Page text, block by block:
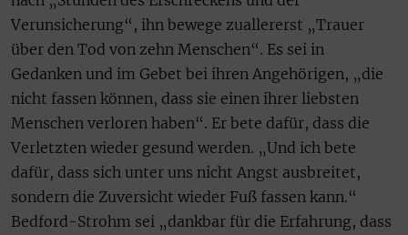
Verunsicherung“, ihn bewege zuallererst „Trauer
über den Tod von zehn Menschen“. Es sei in
Gedanken und im Gebet bei ihren Angehörigen, „die
nicht fassen können, dass sie einen ihrer liebsten
Menschen verloren haben“. Er bete dafür, dass die
Verletzten wieder gesund werden. „Und ich bete
dafür, dass sich unter uns nicht Angst ausbreitet,
sondern die Zuversicht wieder Fuß fassen kann.“
Bedford-Strohm sei „dankbar für die Erfahrung, dass